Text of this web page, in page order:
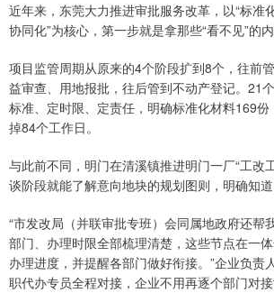
近年来，东莞大力推进审批服务改革，以“标准
协同化”为核心，第一步就是拿那些“看不见”的内
项目监管周期从原来的4个阶段扩到8个，往前
益审查、用地报批，往后管到不动产登记。21
标准、定时限、定责任，明确标准化材料169
掉84个工作日。
与此前不同，明门在清溪镇推进明门一厂“工改
谈阶段就能了解意向地块的规划图则，明确知道
“市发改局（并联审批专班）会同属地政府还帮
部门、办理时限全部梳理清楚，这些节点在一
办理进度，并提醒各部门做好衔接。”企业负责
职代办专员全程对接，企业不用再逐个部门对接